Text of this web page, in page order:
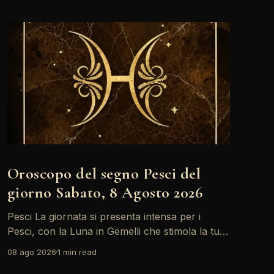
Oroscopo del segno Pesci del
giorno Sabato, 8 Agosto 2026
Pesci La giornata si presenta intensa per i
Pesci, con la Luna in Gemelli che stimola la tua
Le sfide possono apparire più grandi, ma la tua
08 ago 20261 min read